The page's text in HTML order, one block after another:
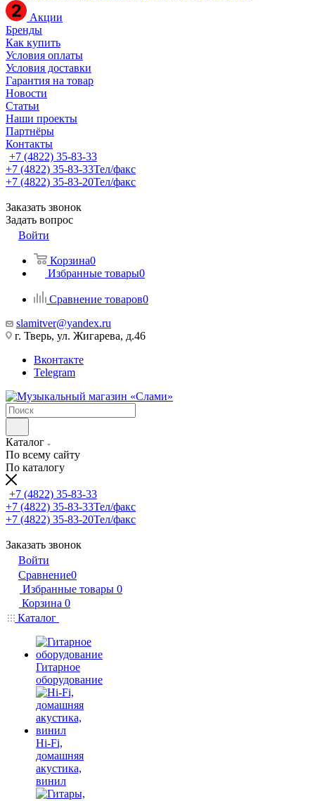
Акции
Бренды
Как купить
Условия оплаты
Условия доставки
Гарантия на товар
Новости
Статьи
Наши проекты
Партнёры
Контакты
+7 (4822) 35-83-33
+7 (4822) 35-83-33Тел/факс
+7 (4822) 35-83-20Тел/факс
Заказать звонок
Задать вопрос
Войти
Корзина0
Избранные товары0
Сравнение товаров0
slamitver@yandex.ru
г. Тверь, ул. Жигарева, д.46
Вконтакте
Telegram
Каталог
По всему сайту
По каталогу
+7 (4822) 35-83-33
+7 (4822) 35-83-33Тел/факс
+7 (4822) 35-83-20Тел/факс
Заказать звонок
Войти
Сравнение0
Избранные товары 0
Корзина 0
Каталог
Гитарное
оборудование
Hi-Fi,
домашняя
акустика,
винил